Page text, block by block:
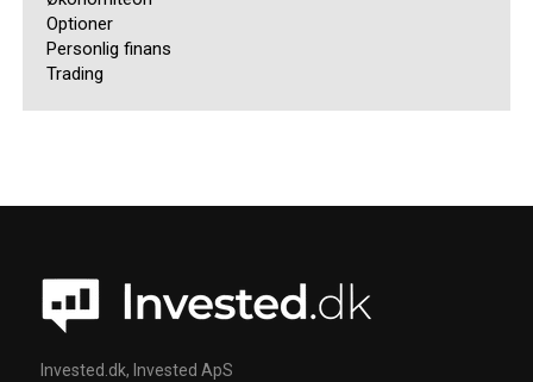
Optioner
Personlig finans
Trading
Invested.dk, Invested ApS